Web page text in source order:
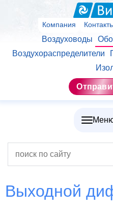
Компания
Воздуховоды
Воздухораспределители
Меню
Выходной